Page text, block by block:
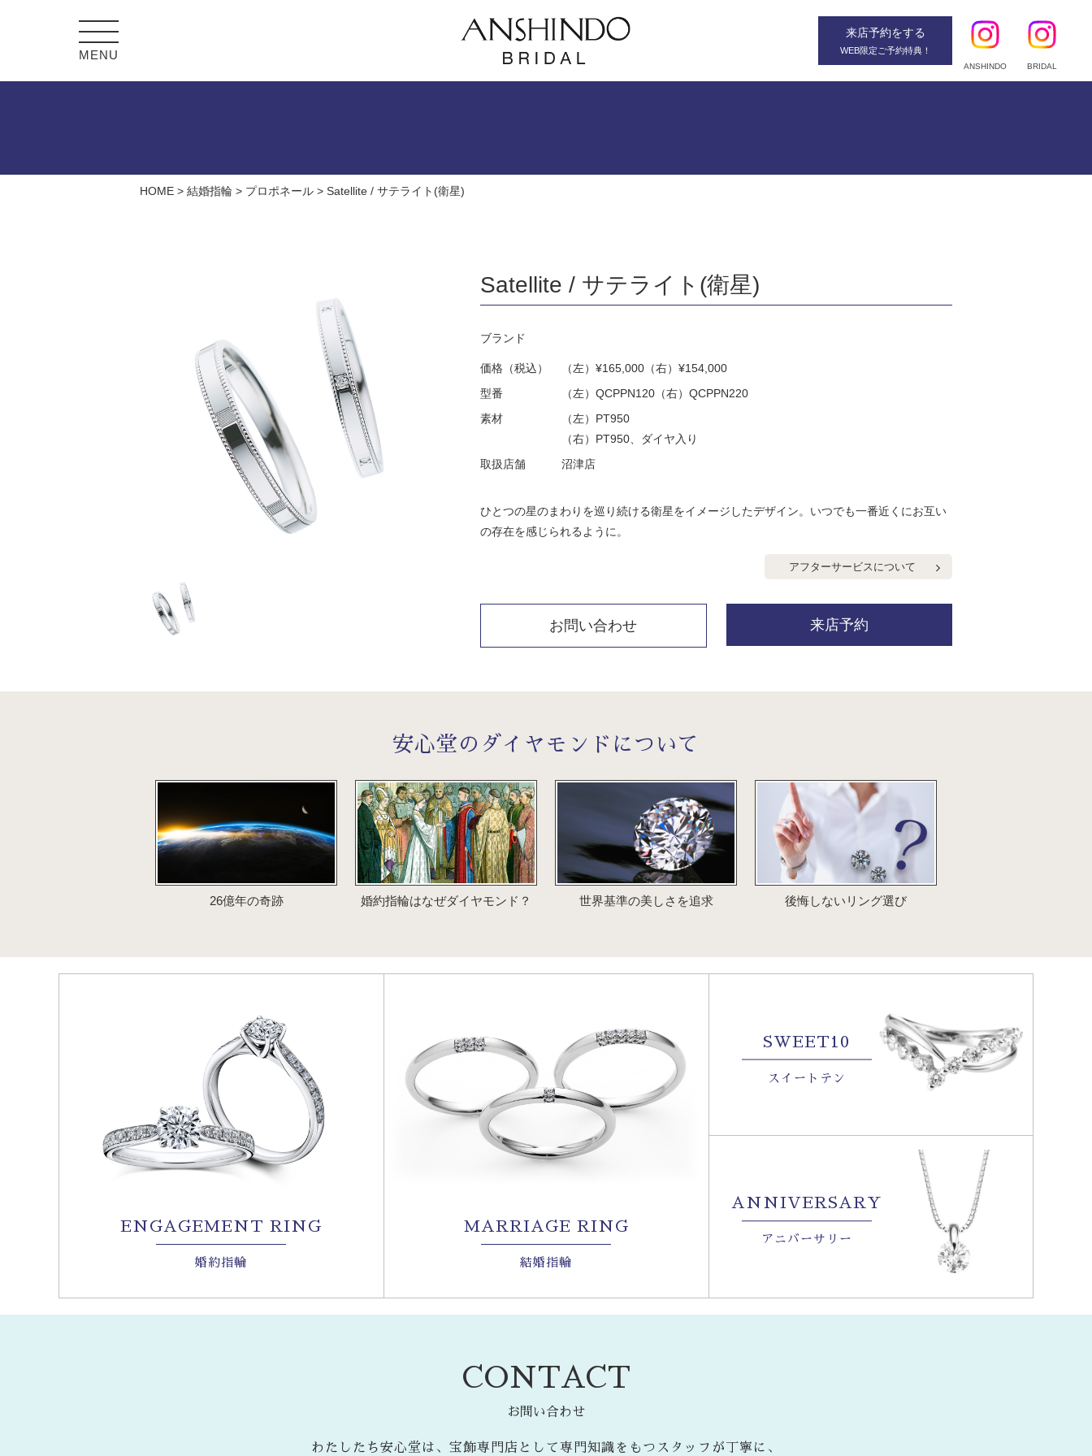
MENU
ANSHINDO BRIDAL
来店予約をする
WEB限定ご予約特典！
HOME > 結婚指輪 > プロポネール > Satellite / サテライト(衛星)
Satellite / サテライト(衛星)
ブランド
価格（税込）
（左）¥165,000（右）¥154,000
型番
（左）QCPPN120（右）QCPPN220
素材
（左）PT950
（右）PT950、ダイヤ入り
取扱店舗
沼津店
ひとつの星のまわりを巡り続ける衛星をイメージしたデザイン。いつでも一番近くにお互い
の存在を感じられるように。
アフターサービスについて
お問い合わせ 来店予約
安心堂のダイヤモンドについて
26億年の奇跡 婚約指輪はなぜダイヤモンド？ 世界基準の美しさを追求 後悔しないリング選び
ENGAGEMENT RING
婚約指輪
MARRIAGE RING
結婚指輪
SWEET10
スイートテン
ANNIVERSARY
アニバーサリー
CONTACT
お問い合わせ
わたしたち安心堂は、宝飾専門店として専門知識をもつスタッフが丁寧に、